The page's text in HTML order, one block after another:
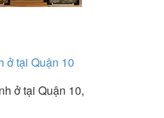
ở tại Quận 10
ở tại Quận 10,